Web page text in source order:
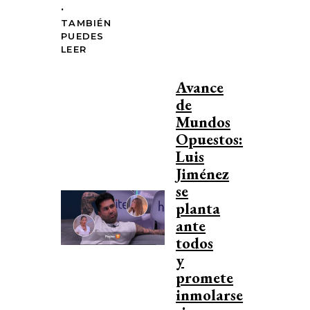
.
TAMBIÉN
PUEDES
LEER
Avance
de
Mundos
Opuestos:
Luis
Jiménez
se
planta
ante
todos
y
promete
inmolarse